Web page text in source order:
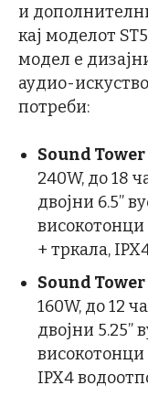
и
кај моделот
модел е
аудио-
потреби:
Sound Tower
240W, до 18
двојни 6.5”
високотонци
+ тркала,
Sound Tower
160W, до 12
двојни 5.25”
IPX4